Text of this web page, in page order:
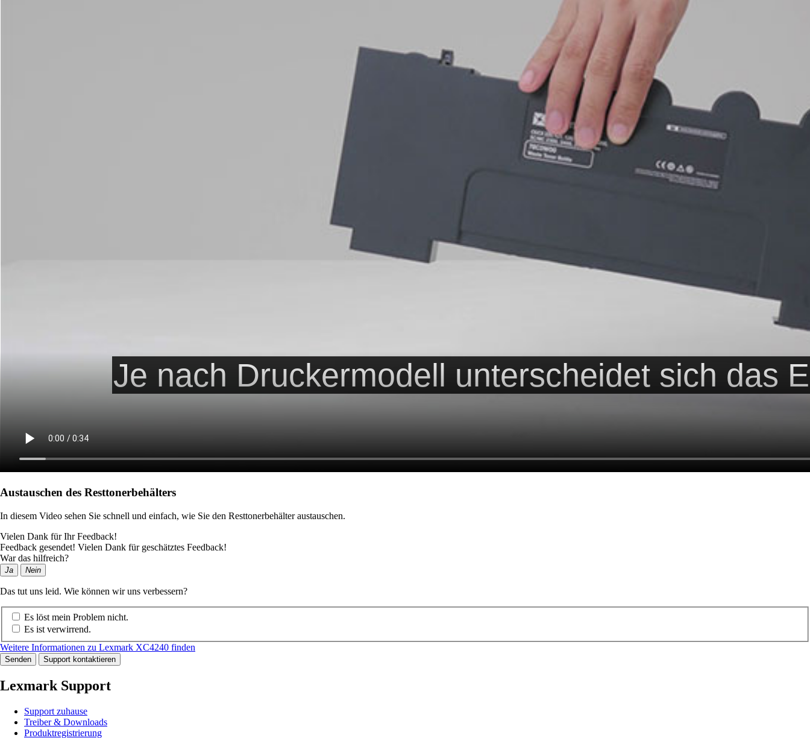
Austauschen des Resttonerbehälters
In diesem Video sehen Sie schnell und einfach, wie Sie den Resttonerbehälter austauschen.
Vielen Dank für Ihr Feedback!
Feedback gesendet! Vielen Dank für geschätztes Feedback!
War das hilfreich?
Ja Nein
Das tut uns leid. Wie können wir uns verbessern?
Es löst mein Problem nicht.
Es ist verwirrend.
Weitere Informationen zu Lexmark XC4240 finden
Senden Support kontaktieren
Lexmark Support
Support zuhause
Treiber & Downloads
Produktregistrierung